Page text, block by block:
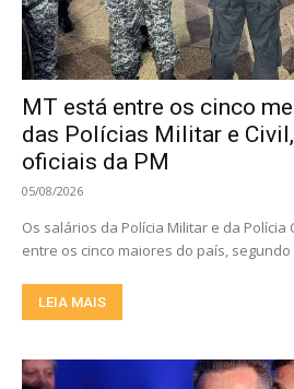
MT está entre os cinco
das Polícias Militar e
oficiais da PM
05/08/2026
Os salários da Polícia Militar e da
entre os cinco maiores do país,
LEIA MAIS